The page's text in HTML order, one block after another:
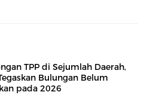
TPP di Sejumlah Daerah,
Bulungan Belum
pada 2026